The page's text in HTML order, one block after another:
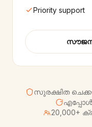
Priority support
സുരക്ഷിത
എപ്പോൾ
20,000+